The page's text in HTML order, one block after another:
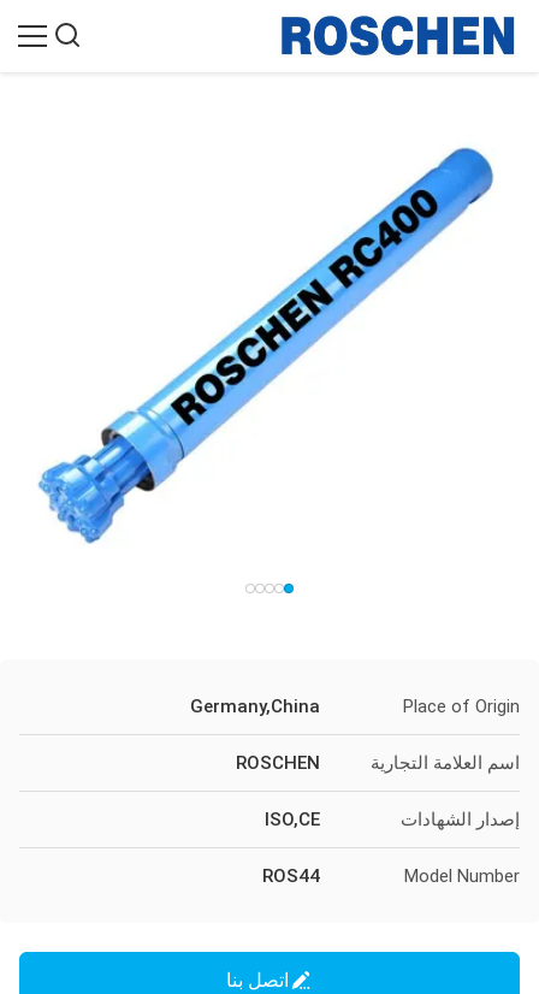
Place of Origin
Germany,China
اسم العلامة التجارية ROSCHEN
إصدار الشهادات ISO,CE
Model Number
ROS44
اتصل بنا